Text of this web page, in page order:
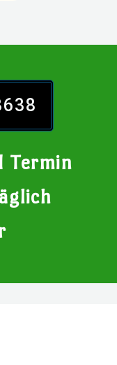
Termin